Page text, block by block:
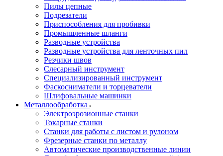
Пилы цепные
Подрезатели
Приспособления для пробивки
Промышленные шланги
Разводные устройства
Разводные устройства для ленточных пил
Резчики швов
Слесарный инструмент
Специализированный инструмент
Фаскосниматели и торцеватели
Шлифовальные машинки
Металлообработка
Электроэрозионные станки
Токарные станки
Станки для работы с листом и рулоном
Фрезерные станки по металлу
Автоматические производственные линии